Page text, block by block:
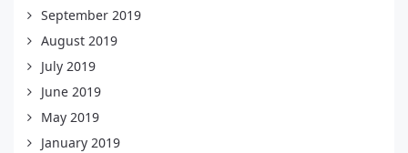
September 2019
August 2019
July 2019
June 2019
May 2019
January 2019